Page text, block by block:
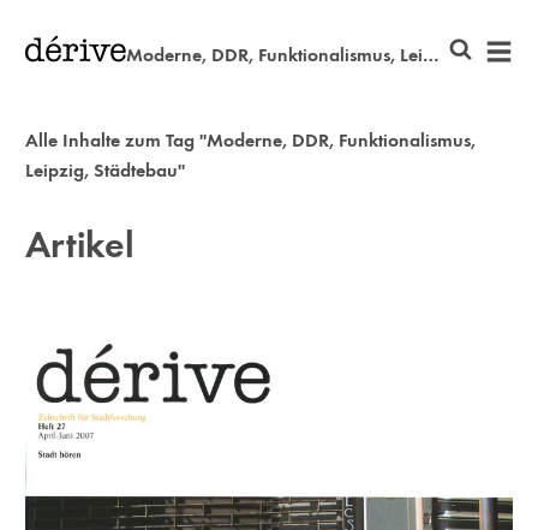
Moderne, DDR, Funktionalismus, Leipzig, Städtebau
Alle Inhalte zum Tag "Moderne, DDR, Funktionalismus,
Leipzig, Städtebau"
Artikel